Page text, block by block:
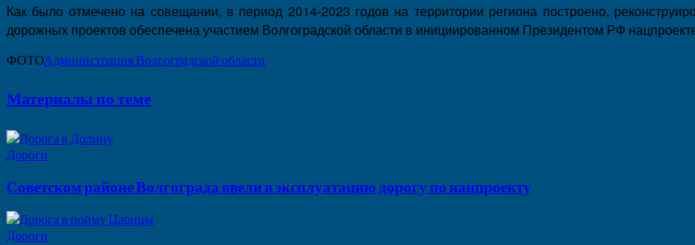
Как было отмечено на совещании, в период 2014-2023 годов на территории региона построено,
дорожных проектов обеспечена участием Волгоградской области в инициированном Президентом РФ
ФОТОАдминистрация Волгоградской области
Материалы по теме
Дороги
Советском районе Волгограда ввели в эксплуатацию дорогу по нацпроекту
Дороги